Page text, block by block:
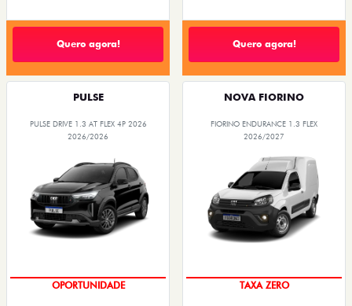
Quero agora! Quero agora!
PULSE
PULSE DRIVE 1.3 AT FLEX 4P 2026
2026/2026
OPORTUNIDADE
NOVA FIORINO
FIORINO ENDURANCE 1.3 FLEX
2026/2027
TAXA ZERO